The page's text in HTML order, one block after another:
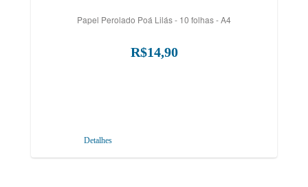
Papel Perolado Poá Lilás - 10 folhas - A4
R$14,90
Detalhes